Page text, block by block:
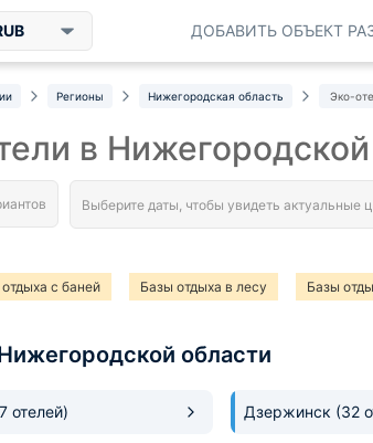
ДОБАВИТЬ ОБЪЕКТ
Регионы Нижегородская область Эко-
в
с баней Базы отдыха в лесу Базы
области
отелей) Дзержинск (32